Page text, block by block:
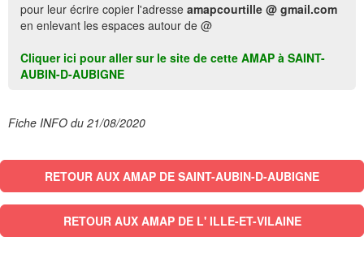
pour leur écrire copier l'adresse amapcourtille @ gmail.com
en enlevant les espaces autour de @
Cliquer ici pour aller sur le site de cette AMAP à SAINT-
AUBIN-D-AUBIGNE
Fiche INFO du 21/08/2020
RETOUR AUX AMAP DE SAINT-AUBIN-D-AUBIGNE
RETOUR AUX AMAP DE L' ILLE-ET-VILAINE